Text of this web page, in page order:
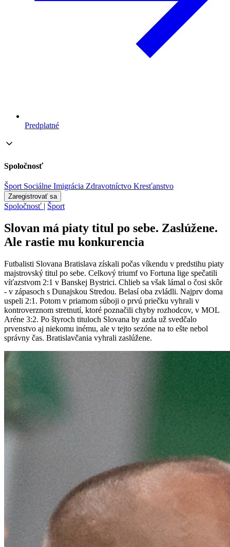
Predplatné
Spoločnosť
Šport Sociálne Imigrácia Zdravotníctvo Kresťanstvo
Zaregistrovať sa
Spoločnosť | Šport
Slovan má piaty titul po sebe. Zaslúžene.
Ale rastie mu konkurencia
Futbalisti Slovana Bratislava získali počas víkendu v predstihu piaty
majstrovský titul po sebe. Celkový triumf vo Fortuna lige spečatili
víťazstvom 2:1 v Banskej Bystrici. Chlieb sa však lámal o čosi skôr
- v zápasoch s Dunajskou Stredou. Belasí oba zvládli. Najprv doma
uspeli 2:1. Potom v priamom súboji o prvú priečku vyhrali v
kontroverznom stretnutí, ktoré poznačili chyby rozhodcov, v MOL
Aréne 3:2. Po štyroch tituloch Slovana by azda už svedčalo
prvenstvo aj niekomu inému, ale v tejto sezóne na to ešte nebol
správny čas. Bratislavčania vyhrali zaslúžene.